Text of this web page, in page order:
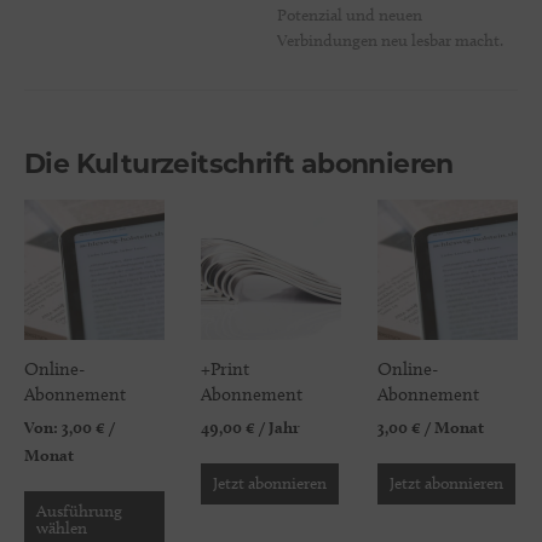
Potenzial und neuen
Verbindungen neu lesbar macht.
Die Kulturzeitschrift abonnieren
Online-
Abonnement
Von: 3,00 € /
Monat
Ausführung
wählen
+Print
Abonnement
49,00 € / Jahr
Jetzt abonnieren
Online-
Abonnement
3,00 € / Monat
Jetzt abonnieren